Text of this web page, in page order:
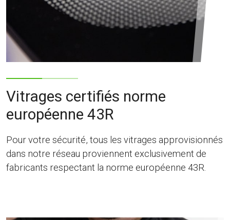
Vitrages certifiés norme
européenne 43R
Pour votre sécurité, tous les vitrages approvisionnés
dans notre réseau proviennent exclusivement de
fabricants respectant la norme européenne 43R.